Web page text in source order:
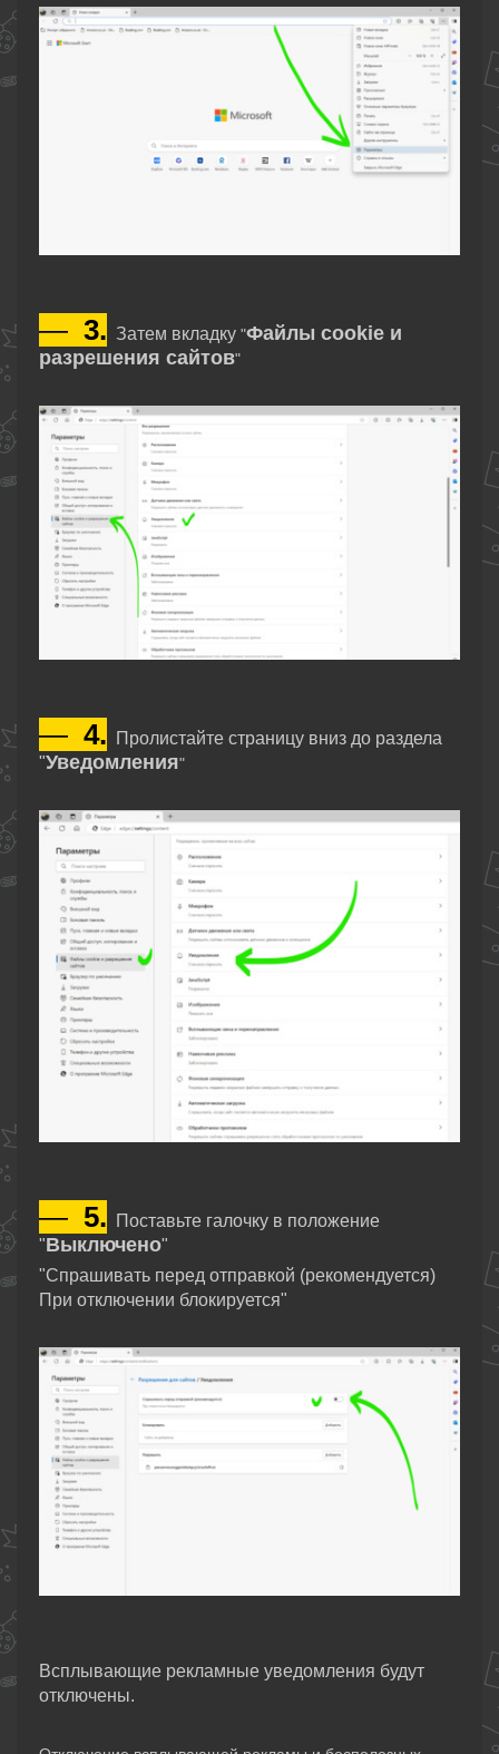
— 3. Затем вкладку "Файлы cookie и
разрешения сайтов"
— 4. Пролистайте страницу вниз до раздела
"Уведомления"
— 5. Поставьте галочку в положение
"Выключено"
"Спрашивать перед отправкой (рекомендуется)
При отключении блокируется"
Всплывающие рекламные уведомления будут
отключены.